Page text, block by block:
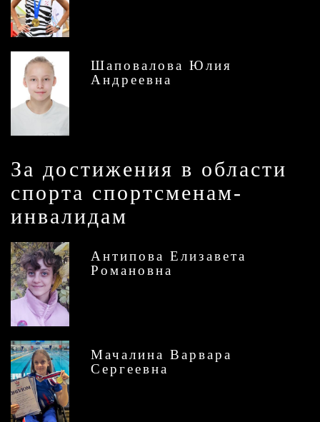
Шаповалова Юлия
Андреевна
За достижения в области
спорта спортсменам-
инвалидам
Антипова Елизавета
Романовна
Мачалина Варвара
Сергеевна